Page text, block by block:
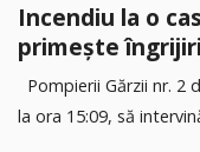
Incendiu la o
primește
Pompierii Gărzii nr. 2
la ora 15:09, să